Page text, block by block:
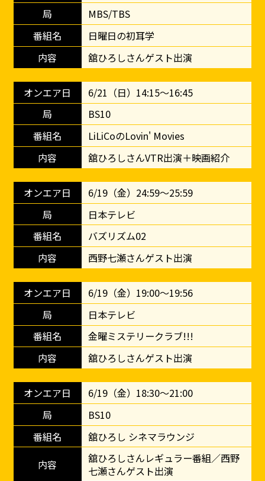
MBS/TBS
日曜日の初耳学
舘ひろしさんゲスト出演
6/21（日）14:15～16:45
BS10
LiLiCoのLovin' Movies
舘ひろしさんVTR出演＋映画紹介
6/19（金）24:59～25:59
日本テレビ
バズリズム02
西野七瀬さんゲスト出演
6/19（金）19:00～19:56
日本テレビ
金曜ミステリークラブ!!!
舘ひろしさんゲスト出演
6/19（金）18:30～21:00
BS10
舘ひろし シネマラウンジ
舘ひろしさんレギュラー番組／西野
七瀬さんゲスト出演